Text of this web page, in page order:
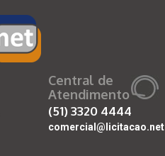
Central de
Atendimento
(51)3320 4444
comercial@licitacao.net